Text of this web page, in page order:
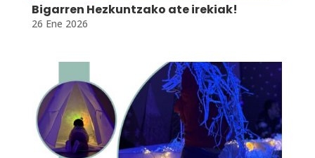
Bigarren Hezkuntzako ate irekiak!
26 Ene 2026